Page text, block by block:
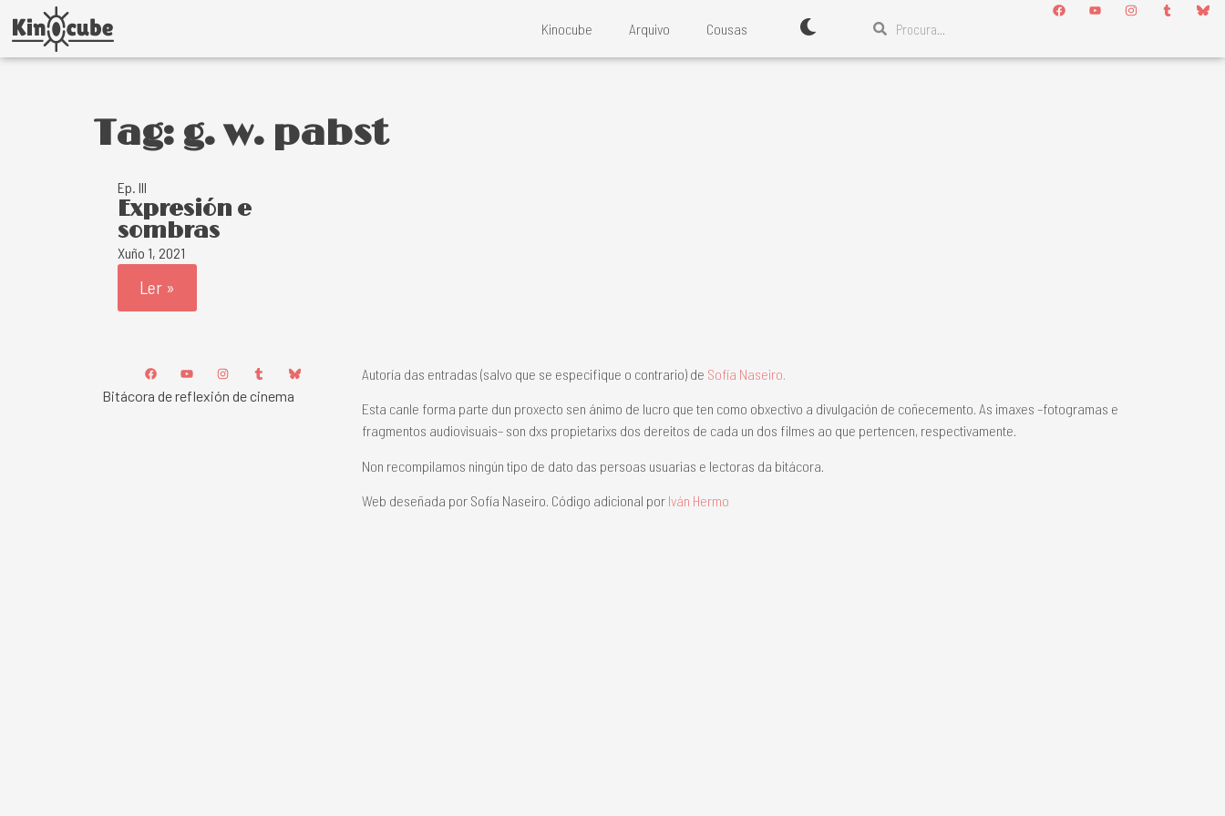
Kinocube Arquivo Cousas
Tag: g. w. pabst
Ep. III
Expresión e
sombras
Xuño 1, 2021
Ler »
Bitácora de reflexión de cinema
Autoría das entradas (salvo que se especifique o contrario) de Sofía Naseiro.
Esta canle forma parte dun proxecto sen ánimo de lucro que ten como obxectivo a divulgación de coñecemento. As imaxes –fotogramas e
fragmentos audiovisuais– son dxs propietarixs dos dereitos de cada un dos filmes ao que pertencen, respectivamente.
Non recompilamos ningún tipo de dato das persoas usuarias e lectoras da bitácora.
Web deseñada por Sofía Naseiro. Código adicional por Iván Hermo